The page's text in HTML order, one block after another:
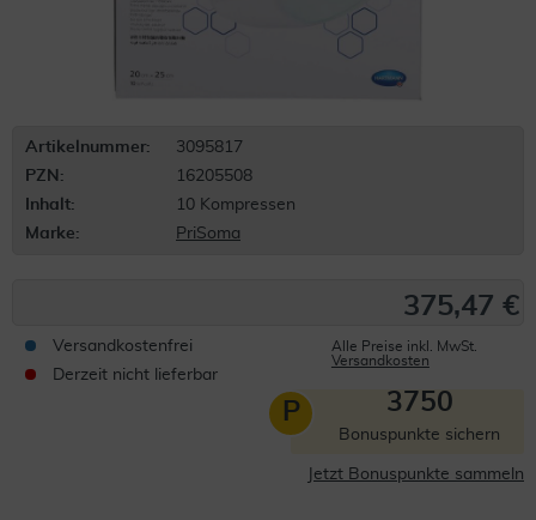
Artikelnummer:
3095817
PZN:
16205508
Inhalt:
10 Kompressen
Marke:
PriSoma
375,47 €
Versandkostenfrei
Derzeit nicht lieferbar
Alle Preise inkl. MwSt.
Versandkosten
P 3750
Bonuspunkte sichern
Jetzt Bonuspunkte sammeln